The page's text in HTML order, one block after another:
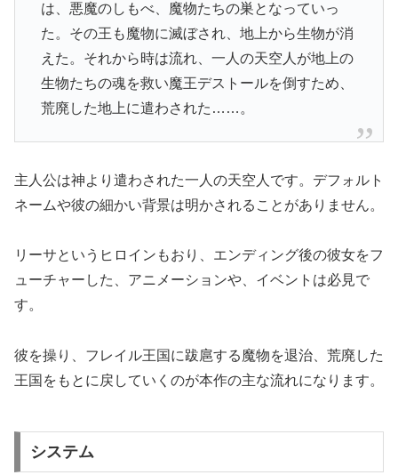
は、悪魔のしもべ、魔物たちの巣となっていっ
た。その王も魔物に滅ぼされ、地上から生物が消
えた。それから時は流れ、一人の天空人が地上の
生物たちの魂を救い魔王デストールを倒すため、
荒廃した地上に遣わされた……。
主人公は神より遣わされた一人の天空人です。デフォルト
ネームや彼の細かい背景は明かされることがありません。
リーサというヒロインもおり、エンディング後の彼女をフ
ューチャーした、アニメーションや、イベントは必見で
す。
彼を操り、フレイル王国に跋扈する魔物を退治、荒廃した
王国をもとに戻していくのが本作の主な流れになります。
システム